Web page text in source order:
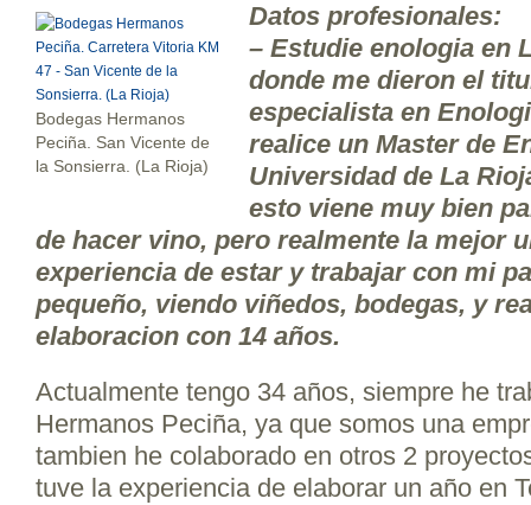
Bodegas Hermanos
Peciña. San Vicente de
la Sonsierra. (La Rioja)
Datos profesionales:
– Estudie enologia en
donde me dieron el
especialista en
realice un Master de
Universidad de La
esto viene muy bien
de hacer vino, pero realmente la mejor
experiencia de estar y trabajar con mi
pequeño, viendo viñedos, bodegas, y
elaboracion con 14 años.
Actualmente tengo 34 años, siempre he
Hermanos Peciña, ya que somos una
tambien he colaborado en otros 2
tuve la experiencia de elaborar un año en